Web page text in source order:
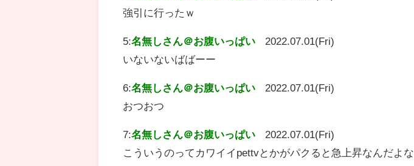
強引に行ったｗ
5:名無しさん＠お腹いっぱい
2022.07.01(Fri)
いないないばばーー
6:名無しさん＠お腹いっぱい
2022.07.01(Fri)
おつおつ
7:名無しさん＠お腹いっぱい
2022.07.01(Fri)
こういうのってカワイイpettvとかがパクると急上昇なんだよな